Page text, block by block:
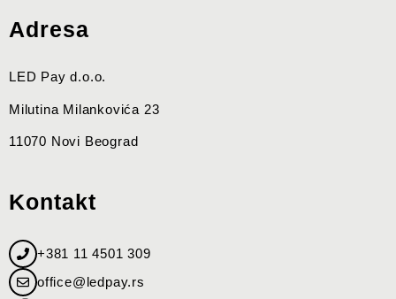
Adresa
LED Pay d.o.o.
Milutina Milankovića 23
11070 Novi Beograd
Kontakt
+381 11 4501 309
office@ledpay.rs